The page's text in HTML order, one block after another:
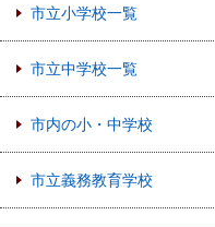
市立小学校一覧
市立中学校一覧
市内の小・中学校
市立義務教育学校